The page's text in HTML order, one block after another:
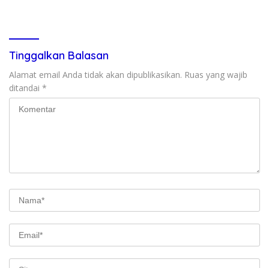
Tinggalkan Balasan
Alamat email Anda tidak akan dipublikasikan. Ruas yang wajib
ditandai *